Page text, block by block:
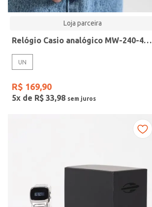
Loja parceira
Relógio Casio analógico MW-240-4BVDF-SC
UN
R$ 169,90
5x de R$ 33,98